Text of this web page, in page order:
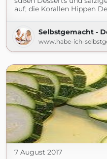
auf; die Korallen Hippen
Selbstgemacht -
www.habe-ich-
7 August 2017